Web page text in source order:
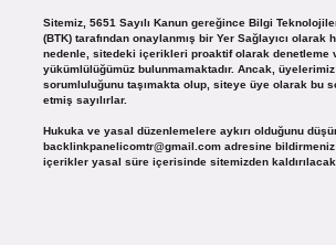
Sitemiz, 5651 Sayılı Kanun gereğince Bilgi
(BTK) tarafından onaylanmış bir Yer Sağlayıcı olarak
nedenle, sitedeki içerikleri proaktif olarak denetleme
yükümlülüğümüz bulunmamaktadır. Ancak,
sorumluluğunu taşımakta olup, siteye üye olarak bu
etmiş sayılırlar.
Hukuka ve yasal düzenlemelere aykırı olduğunu
backlinkpanelicomtr@gmail.comadresine
içerikler yasal süre içerisinde sitemizden